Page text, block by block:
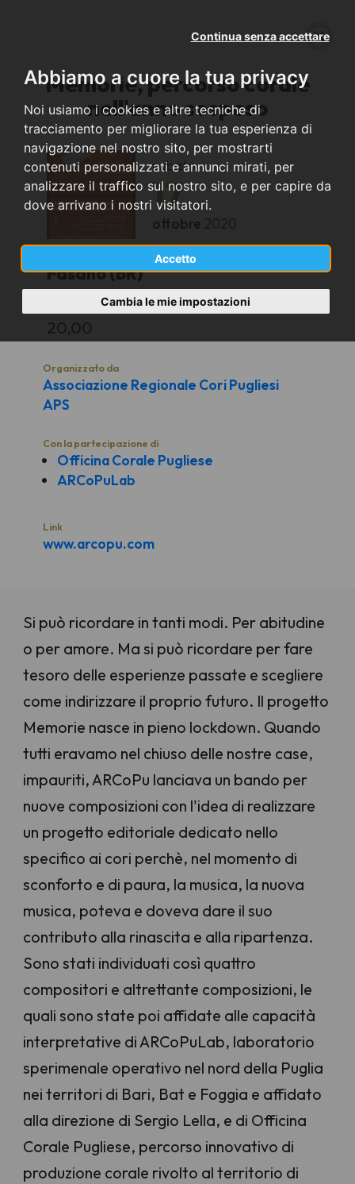
Abbiamo a cuore la tua privacy
Noi usiamo i cookies e altre tecniche di
tracciamento per migliorare la tua esperienza di
navigazione nel nostro sito, per mostrarti
contenuti personalizzati e annunci mirati, per
analizzare il traffico sul nostro sito, e per capire da
dove arrivano i nostri visitatori.
Accetto
Continua senza accettare
Cambia le mie impostazioni
Memorie, percorso corale
nell'anno sospeso
sabato
17
ottobre 2020
Fasano (BR)
Chiesa di Santa Maria de la Salette
20,00
Organizzato da
Associazione Regionale Cori Pugliesi
APS
Con la partecipazione di
Officina Corale Pugliese
ARCoPuLab
Link
www.arcopu.com
Si può ricordare in tanti modi. Per abitudine
o per amore. Ma si può ricordare per fare
tesoro delle esperienze passate e scegliere
come indirizzare il proprio futuro. Il progetto
Memorie nasce in pieno lockdown. Quando
tutti eravamo nel chiuso delle nostre case,
impauriti, ARCoPu lanciava un bando per
nuove composizioni con l'idea di realizzare
un progetto editoriale dedicato nello
specifico ai cori perchè, nel momento di
sconforto e di paura, la musica, la nuova
musica, poteva e doveva dare il suo
contributo alla rinascita e alla ripartenza.
Sono stati individuati così quattro
compositori e altrettante composizioni, le
quali sono state poi affidate alle capacità
interpretative di ARCoPuLab, laboratorio
sperimenale operativo nel nord della Puglia
nei territori di Bari, Bat e Foggia e affidato
alla direzione di Sergio Lella, e di Officina
Corale Pugliese, percorso innovativo di
produzione corale rivolto al territorio di